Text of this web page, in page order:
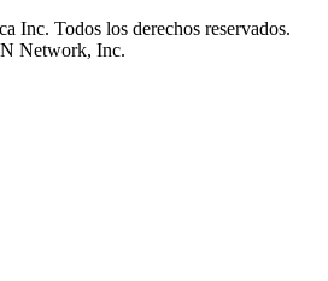
Todos los derechos reservados.
Network, Inc.